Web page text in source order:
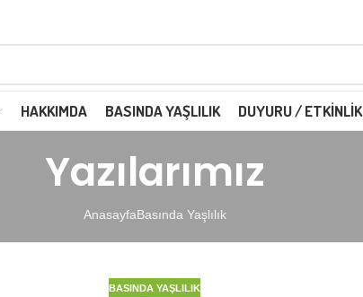
HAKKIMDA BASINDA YAŞLILIK DUYURU / ETKINLIK
Yazılarımız
AnasayfaBasında Yaşlılık
BASINDA YAŞLILIK